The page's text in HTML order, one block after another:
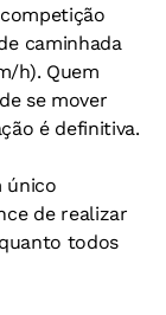
caminhada
h). Quem
se mover
é definitiva.
único
de realizar
todos